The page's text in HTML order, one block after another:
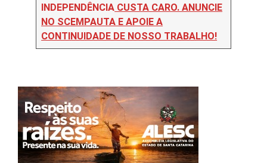
INDEPENDÊNCIA CUSTA CARO. ANUNCIE
NO SCEMPAUTA E APOIE A
CONTINUIDADE DE NOSSO TRABALHO!